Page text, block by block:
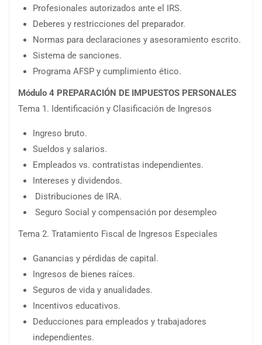
Profesionales autorizados ante el IRS.
Deberes y restricciones del preparador.
Normas para declaraciones y asesoramiento escrito.
Sistema de sanciones.
Programa AFSP y cumplimiento ético.
Módulo 4 PREPARACIÓN DE IMPUESTOS PERSONALES
Tema 1. Identificación y Clasificación de Ingresos
Ingreso bruto.
Sueldos y salarios.
Empleados vs. contratistas independientes.
Intereses y dividendos.
Distribuciones de IRA.
Seguro Social y compensación por desempleo
Tema 2. Tratamiento Fiscal de Ingresos Especiales
Ganancias y pérdidas de capital.
Ingresos de bienes raíces.
Seguros de vida y anualidades.
Incentivos educativos.
Deducciones para empleados y trabajadores
independientes.